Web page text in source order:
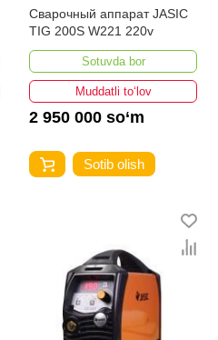
Сварочный аппарат JASIC
TIG 200S W221 220v
Sotuvda bor
Muddatli to‘lov
2 950 000 so‘m
Sotib olish